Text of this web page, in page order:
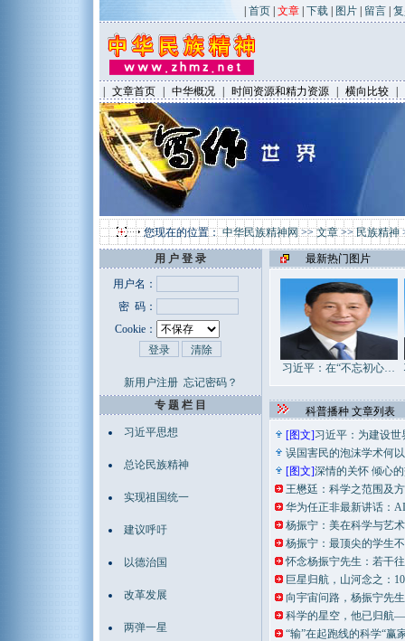
首页 文章 下载 图片 留言
文章首页 中华概况 时间资源和精力资源 横向比较
您现在的位置：中华民族精神网>>文章>>民族精神
用 户 登 录
用户名：
密 码：
Cookie：
新用户注册 忘记密码？
专 题 栏 目
习近平思想
总论民族精神
实现祖国统一
建议呼吁
以德治国
改革发展
两弹一星
最新热门图片
习近平：在“不忘初心…
科普播种 文章列表
[图文]习近平：为建设
误国害民的泡沫学术
[图文]深情的关怀 倾心
王懋廷：科学之范围及
华为任正非最新讲话：
杨振宁：美在科学与艺
杨振宁：最顶尖的学生
怀念杨振宁先生：若干
巨星归航，山河念之：
向宇宙问路，杨振宁先
科学的星空，他已归
“输”在起跑线的科学“赢